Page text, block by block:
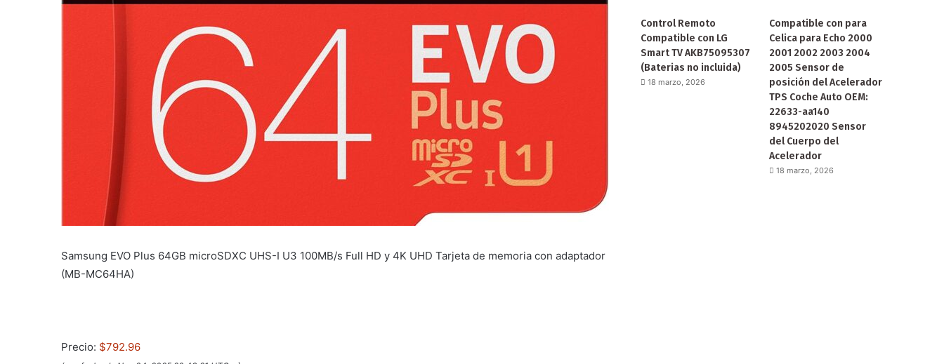
Samsung EVO Plus 64GB microSDXC UHS-I U3 100MB/s Full HD y 4K UHD Tarjeta de memoria con adaptador
(MB-MC64HA)
Precio: $792.96
Control Remoto
Compatible con LG
Smart TV AKB75095307
(Baterias no incluida)
18 marzo, 2026
Compatible con para
Celica para Echo 2000
2001 2002 2003 2004
2005 Sensor de
posición del Acelerador
TPS Coche Auto OEM:
22633-aa140
8945202020 Sensor
del Cuerpo del
Acelerador
18 marzo, 2026